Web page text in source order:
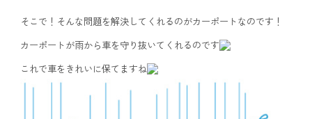
そこで！そんな問題を解決してくれるのがカーポートなのです！
カーポートが雨から車を守り抜いてくれるのです
これで車をきれいに保てますね